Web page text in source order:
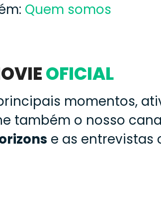
Quem somos
OFICIAL
momentos,
também o nosso
e as entrevistas